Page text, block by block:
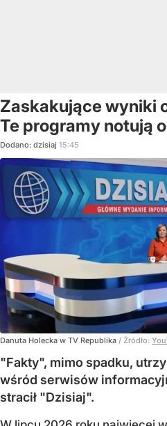
Zaskakujące wyniki
Te programy notują
Dodano: dzisiaj 15:45
Danuta Holecka w TV Republika / Źródło:
"Fakty", mimo spadku,
wśród serwisów
stracił "Dzisiaj".